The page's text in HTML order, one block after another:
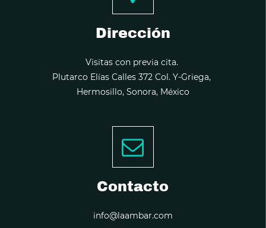
Dirección
Visitas con previa cita.
Plutarco Elías Calles 372 Col. Y-Griega,
Hermosillo, Sonora, México
Contacto
info@laambar.com